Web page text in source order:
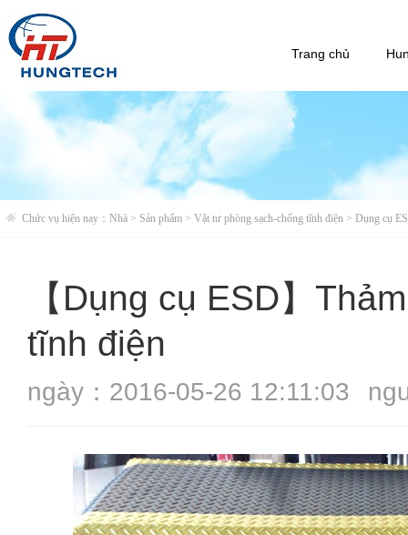
Trang chủ
Chức vụ hiện nay： Nhà > Sản phẩm > Vật tư phòng sạch-chống tĩnh điện > Dụng cụ
【Dụng cụ ESD】
tĩnh điện
ngày：2016-05-26 12:11:03